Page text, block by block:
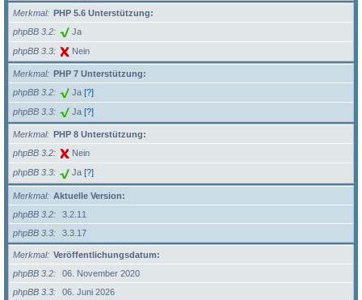
Merkmal
PHP 5.6 Unterstützung:
phpBB 3.2
Ja
phpBB 3.3 Nein
Merkmal
PHP 7 Unterstützung:
phpBB 3.2
Ja [?]
phpBB 3.3 Ja [?]
Merkmal
PHP 8 Unterstützung:
phpBB 3.2
Nein
phpBB 3.3 Ja [?]
Merkmal
Aktuelle Version:
phpBB 3.2
3.2.11
phpBB 3.3
3.3.17
Merkmal
Veröffentlichungsdatum:
phpBB 3.2
06. November 2020
phpBB 3.3
06. Juni 2026